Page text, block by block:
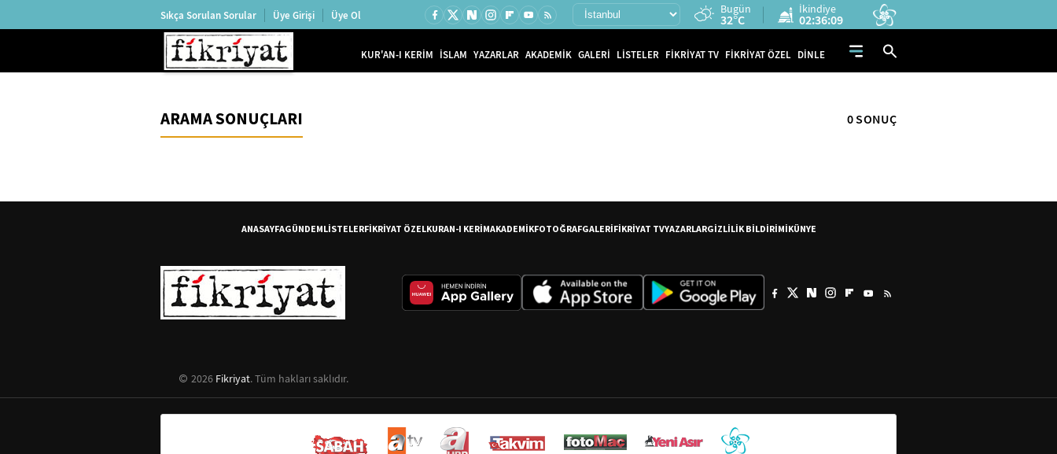
Sıkça Sorulan Sorular Üye Girişi Üye Ol Bugün
32°C
İkindiye
02:36:09
KUR'AN-I KERİM İSLAM YAZARLAR AKADEMİK GALERİ LİSTELER FİKRİYAT TV FİKRİYAT ÖZEL DİNLE
ARAMA SONUÇLARI 0 SONUÇ
ANASAYFAGÜNDEMLİSTELERFİKRİYAT ÖZELKURAN-I KERİMAKADEMİKFOTOĞRAFGALERİFİKRİYAT TVYAZARLARGİZLİLİK BİLDİRİMİKÜNYE
2026 Fikriyat. Tüm hakları saklıdır.